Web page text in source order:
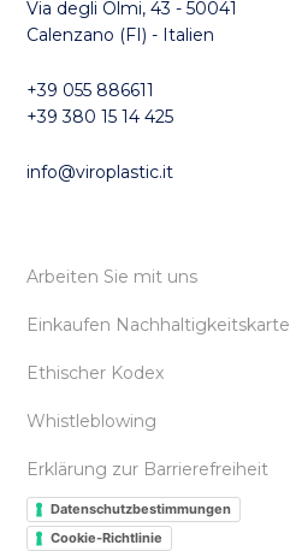
Via degli Olmi, 43 - 50041
Calenzano (FI) - Italien
+39 055 886611
+39 380 15 14 425
info@viroplastic.it
Arbeiten Sie mit uns
Einkaufen Nachhaltigkeitskarte
Ethischer Kodex
Whistleblowing
Erklärung zur Barrierefreiheit
Datenschutzbestimmungen
Cookie-Richtlinie